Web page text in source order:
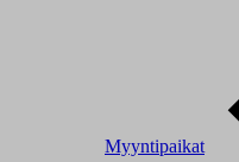
Myyntipaikat